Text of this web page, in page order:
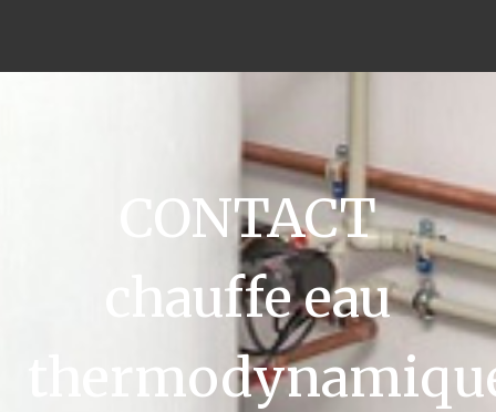
CONTACT
chauffe eau